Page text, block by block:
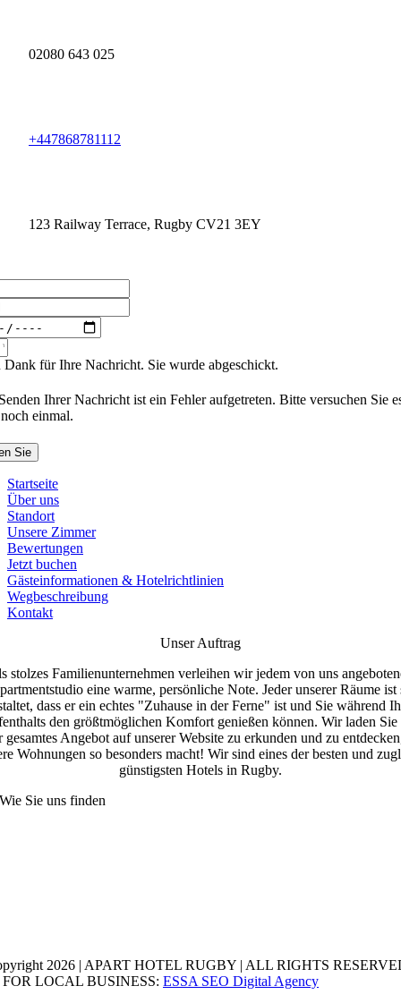
02080 643 025
+447868781112
123 Railway Terrace, Rugby CV21 3EY
Dank für Ihre Nachricht. Sie wurde abgeschickt.
Ihrer Nachricht ist ein Fehler aufgetreten. Bitte versuchen Sie
einmal.
Sie
Startseite
Über uns
Standort
Unsere Zimmer
Bewertungen
Jetzt buchen
Gästeinformationen & Hotelrichtlinien
Wegbeschreibung
Kontakt
Unser Auftrag
stolzes Familienunternehmen verleihen wir jedem von uns
eine warme, persönliche Note. Jeder unserer Räume ist
dass er ein echtes "Zuhause in der Ferne" ist und Sie während
den größtmöglichen Komfort genießen können. Wir laden Sie
gesamtes Angebot auf unserer Website zu erkunden und zu
Wohnungen so besonders macht! Wir sind eines der besten und
günstigsten Hotels in Rugby.
Wie Sie uns finden
2026 | APART HOTEL RUGBY | ALL RIGHTS
FOR LOCAL BUSINESS: ESSA SEO Digital Agency